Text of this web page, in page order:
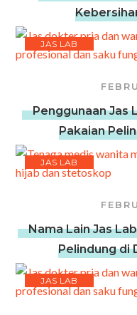
JAS LAB
Penggunaan Jas
Pakaian
JAS LAB
Nama Lain Jas
Pelindung di
JAS LAB